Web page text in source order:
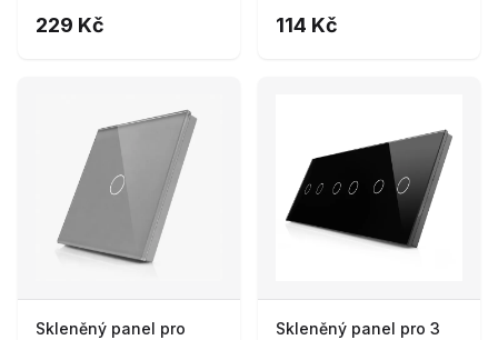
229 Kč 114 Kč
Skleněný panel pro
Skleněný panel pro 3